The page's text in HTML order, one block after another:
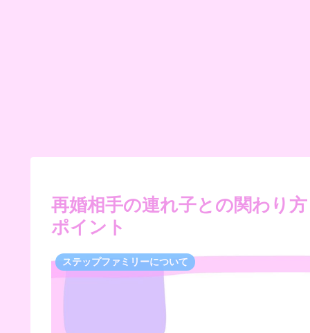
再婚相手の連れ子との関わり
ポイント
ステップファミリーについて